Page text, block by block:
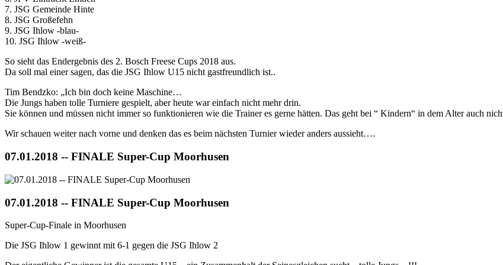
7. JSG Gemeinde Hinte
8. JSG Großefehn
9. JSG Ihlow -blau-
10. JSG Ihlow -weiß-
So sieht das Endergebnis des 2. Bosch Freese Cups 2018 aus.
Da soll mal einer sagen, das die JSG Ihlow U15 nicht gastfreundlich ist..
Tim Bendzko: „Ich bin doch keine Maschine…
Die Jungs haben tolle Turniere gespielt, aber heute war einfach nicht mehr drin.
Sie können und müssen nicht immer so funktionieren wie die Trainer es gerne hätten. Das geht bei “ Kindern“ in dem Alter auch
Wir schauen weiter nach vorne und denken das es beim nächsten Turnier wieder anders aussieht….
07.01.2018 -- FINALE Super-Cup Moorhusen
07.01.2018 -- FINALE Super-Cup Moorhusen
Super-Cup-Finale in Moorhusen
Die JSG Ihlow 1 gewinnt mit 6-1 gegen die JSG Ihlow 2